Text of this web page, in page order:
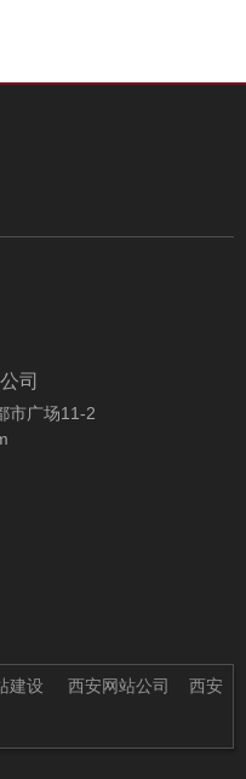
司
市广场11-2
建设 西安网站公司 西安